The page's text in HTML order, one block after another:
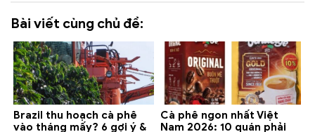
Bài viết cùng chủ đề:
Brazil thu hoạch cà phê
vào tháng mấy? 6 gợi ý &
Cà phê ngon nhất Việt
Nam 2026: 10 quán phải